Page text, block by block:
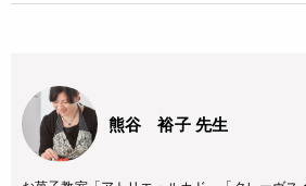
熊谷 裕子 先生